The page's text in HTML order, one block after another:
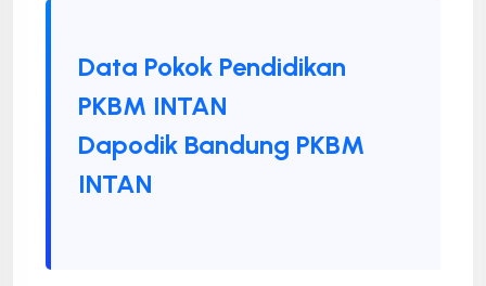
Data Pokok Pendidikan
PKBM INTAN
Dapodik Bandung PKBM
INTAN